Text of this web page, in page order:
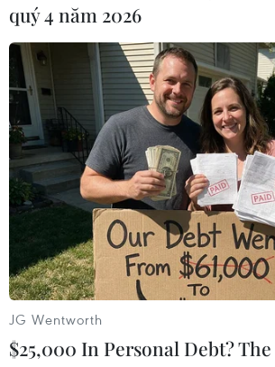
chế ở nơi làm việc và khu nhà ở.
lỏng một số biện pháp di
quý 4 năm 2026
JG Wentworth
$25,000 In Personal Debt?